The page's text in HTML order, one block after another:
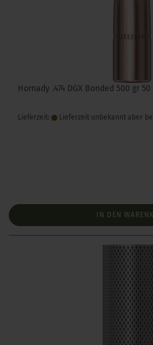
Hornady .474 DGX Bonded 500 gr
Lieferzeit: Lieferzeit unbekannt aber
IN DEN